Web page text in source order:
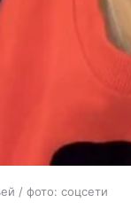
/ фото: соцсети